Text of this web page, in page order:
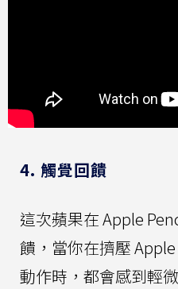
4. 觸覺回饋
這次蘋果在 Apple
饋，當你在擠壓
動作時，都會感到輕